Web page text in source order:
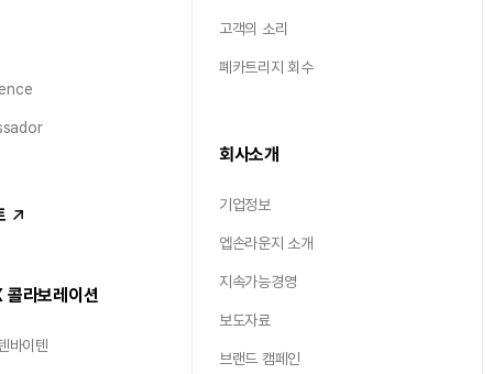
콜라보레이션
바이텐
고객의 소리
폐카트리지 회수
회사소개
기업정보
엡손라운지 소개
지속가능경영
보도자료
브랜드 캠페인